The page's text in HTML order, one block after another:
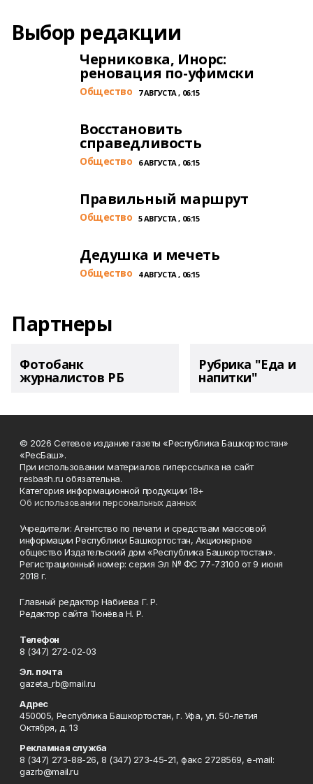
Выбор редакции
Черниковка, Инорс:
реновация по-уфимски
Общество 7 АВГУСТА , 06:15
Восстановить
справедливость
Общество 6 АВГУСТА , 06:15
Правильный маршрут
Общество 5 АВГУСТА , 06:15
Дедушка и мечеть
Общество 4 АВГУСТА , 06:15
Партнеры
Фотобанк
журналистов РБ
Рубрика "Еда и
напитки"
© 2026 Сетевое издание газеты «Республика Башкортостан»
«РесБаш».
При использовании материалов гиперссылка на сайт
resbash.ru обязательна.
Категория информационной продукции 18+
Об использовании персональных данных
Учредители: Агентство по печати и средствам массовой
информации Республики Башкортостан, Акционерное
общество Издательский дом «Республика Башкортостан».
Регистрационный номер: серия Эл № ФС 77-73100 от 9 июня
2018 г.
Главный редактор Набиева Г. Р.
Редактор сайта Тюнёва Н. Р.
Телефон
8 (347) 272-02-03
Эл. почта
gazeta_rb@mail.ru
Адрес
450005, Республика Башкортостан, г. Уфа, ул. 50-летия
Октября, д. 13
Рекламная служба
8 (347) 273-88-26, 8 (347) 273-45-21, факс 2728569, e-mail:
gazrb@mail.ru